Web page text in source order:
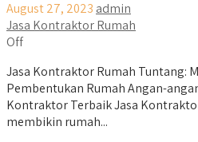
August 27, 2023 admin
Jasa Kontraktor Rumah
Off
Jasa Kontraktor Rumah Tuntang:
Pembentukan Rumah Angan-
Kontraktor Terbaik Jasa
membikin rumah...